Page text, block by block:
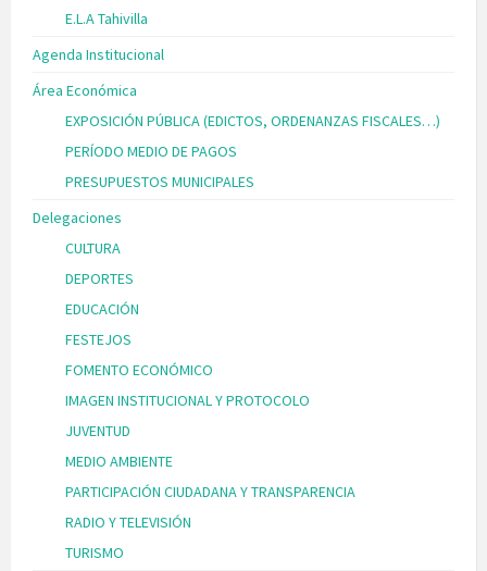
E.L.A Tahivilla
Agenda Institucional
Área Económica
EXPOSICIÓN PÚBLICA (EDICTOS, ORDENANZAS FISCALES…)
PERÍODO MEDIO DE PAGOS
PRESUPUESTOS MUNICIPALES
Delegaciones
CULTURA
DEPORTES
EDUCACIÓN
FESTEJOS
FOMENTO ECONÓMICO
IMAGEN INSTITUCIONAL Y PROTOCOLO
JUVENTUD
MEDIO AMBIENTE
PARTICIPACIÓN CIUDADANA Y TRANSPARENCIA
RADIO Y TELEVISIÓN
TURISMO